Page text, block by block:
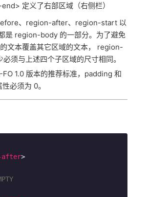
定义了右部区域（右侧栏）
、region-after、region-start 以
是 region-body 的一部分。为了避免
文本覆盖其它区域的文本， region-
须与上述四个子区域的尺寸相同。
FO 1.0 版本的推荐标准，padding 和
必须为 0。
after>